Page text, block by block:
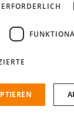
haben, können
finden.